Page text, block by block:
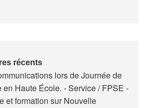
de
stage
en
Belgique
récents
lors de Journée de
en Haute École. - Service / FPSE -
et formation surNouvelle